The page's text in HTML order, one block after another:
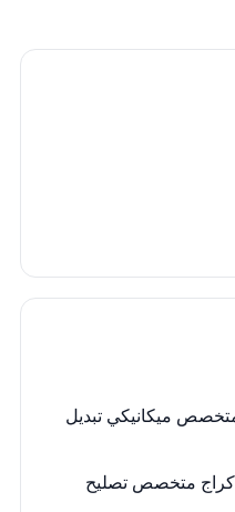
متخصص ميكانيكي تبديل
كراج متخصص تصليح